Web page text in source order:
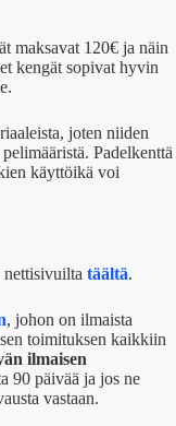
maksavat 120€ ja näin
kengät sopivat hyvin
joten niiden
Padelkenttä
käyttöikä voi
nettisivuilta täältä.
, johon on ilmaista
toimituksen kaikkiin
ilmaisen
90 päivää ja jos ne
vastaan.